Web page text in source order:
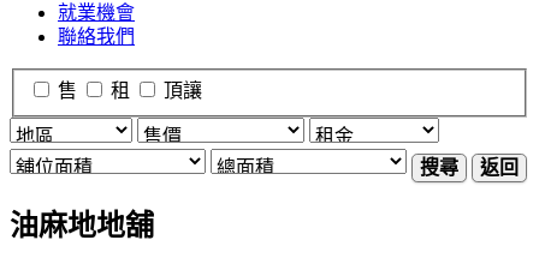
就業機會
聯絡我們
售 租 頂讓
搜尋 返回
油麻地地舖